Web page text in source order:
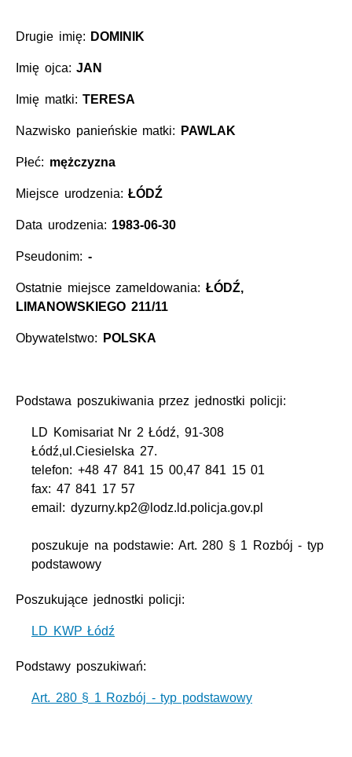
Drugie imię: DOMINIK
Imię ojca:JAN
Imię matki:TERESA
Nazwisko panieńskie matki: PAWLAK
Płeć: mężczyzna
Miejsce urodzenia:ŁÓDŹ
Data urodzenia: 1983-06-30
Pseudonim: -
Ostatnie miejsce zameldowania: ŁÓDŹ,
LIMANOWSKIEGO 211/11
Obywatelstwo: POLSKA
Podstawa poszukiwania przez jednostki policji:
LD Komisariat Nr 2 Łódź, 91-308
Łódź,ul.Ciesielska 27.
telefon: +48 47 841 15 00,47 841 15 01
fax: 47 841 17 57
email: dyzurny.kp2@lodz.ld.policja.gov.pl
poszukuje na podstawie: Art. 280 § 1 Rozbój - typ
podstawowy
Poszukujące jednostki policji:
LD KWP Łódź
Podstawy poszukiwań:
Art. 280 § 1 Rozbój - typ podstawowy